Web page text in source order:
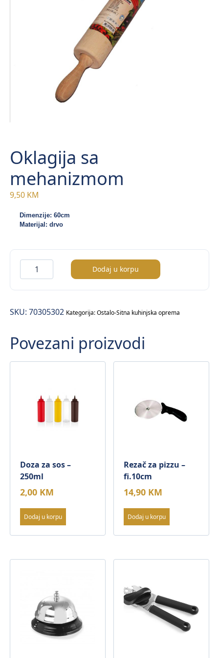
Oklagija sa
mehanizmom
9,50 KM
Dimenzije: 60cm
Materijal: drvo
Oklagija
sa
mehanizmom
Dodaj u korpu
SKU: 70305302 Kategorija:Ostalo-Sitna kuhinjska oprema
Povezani proizvodi
Doza za sos –
250ml
2,00 KM
Dodaj u korpu
Rezač za pizzu –
fi.10cm
14,90 KM
Dodaj u korpu